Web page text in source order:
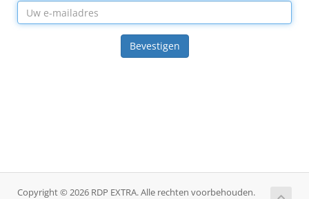
Bevestigen
Copyright © 2026 RDP EXTRA. Alle rechten voorbehouden.